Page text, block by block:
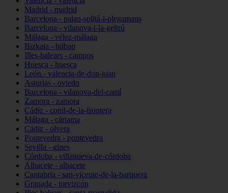
Madrid - madrid
Barcelona - palau-solità-i-plegamans
Barcelona - vilanova-i-la-geltrú
Málaga - vélez-málaga
Bizkaia - bilbao
Illes-balears - campos
Huesca - huesca
León - valencia-de-don-juan
Asturias - oviedo
Barcelona - vilanova-del-camí
Zamora - zamora
Cádiz - conil-de-la-frontera
Málaga - cártama
Cádiz - olvera
Pontevedra - pontevedra
Sevilla - gines
Córdoba - villanueva-de-córdoba
Albacete - albacete
Cantabria - san-vicente-de-la-barquera
Granada - torvizcón